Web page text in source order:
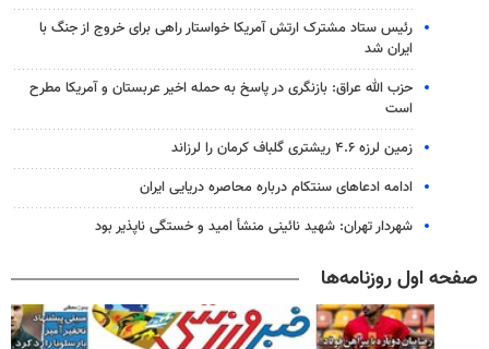
رئیس ستاد مشترک ارتش آمریکا خواستار راهی برای خروج از جنگ با
ایران شد
حزب الله عراق: بازنگری در پاسخ به حمله اخیر عربستان و آمریکا مطرح
است
زمین لرزه ۴.۶ ریشتری گلباف کرمان را لرزاند
ادامه ادعاهای سنتکام درباره محاصره دریایی ایران
شهردار تهران: شهید نائینی منشأ امید و خستگی‌ ناپذیر بود
صفحه اول روزنامه‌ها